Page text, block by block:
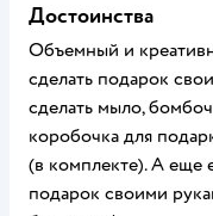
Достоинства
Объемный и
сделать подарок
сделать мыло,
коробочка для
(в комплекте). А еще
подарок своими